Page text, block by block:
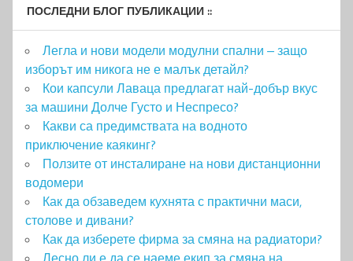
ПОСЛЕДНИ БЛОГ ПУБЛИКАЦИИ ::
Легла и нови модели модулни спални – защо
изборът им никога не е малък детайл?
Кои капсули Лаваца предлагат най-добър вкус
за машини Долче Густо и Неспресо?
Какви са предимствата на водното
приключение каякинг?
Ползите от инсталиране на нови дистанционни
водомери
Как да обзаведем кухнята с практични маси,
столове и дивани?
Как да изберете фирма за смяна на радиатори?